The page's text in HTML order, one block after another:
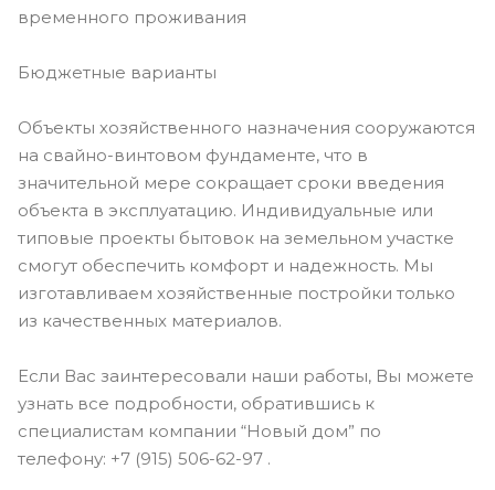
временного проживания
Бюджетные варианты
Объекты хозяйственного назначения сооружаются
на свайно-винтовом фундаменте, что в
значительной мере сокращает сроки введения
объекта в эксплуатацию. Индивидуальные или
типовые проекты бытовок на земельном участке
смогут обеспечить комфорт и надежность. Мы
изготавливаем хозяйственные постройки только
из качественных материалов.
Если Вас заинтересовали наши работы, Вы можете
узнать все подробности, обратившись к
специалистам компании “Новый дом” по
телефону: +7 (915) 506-62-97 .